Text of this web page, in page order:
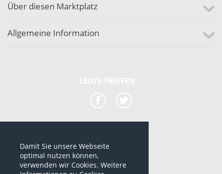
Über diesen Marktplatz
Allgemeine Information
*alle Preise sind netto Preise
© 2012-2026 www.dropshipping-marktplatz.de
Damit Sie unsere Webseite
optimal nutzen können,
verwenden wir Cookies. Weitere